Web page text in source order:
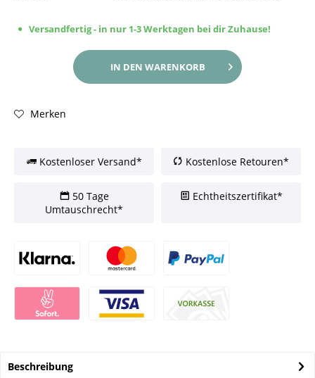
Versandfertig - in nur 1-3 Werktagen bei dir Zuhause!
IN DEN WARENKORB
Merken
Kostenloser Versand* Kostenlose Retouren*
50 Tage
Umtauschrecht*
Echtheitszertifikat*
Beschreibung